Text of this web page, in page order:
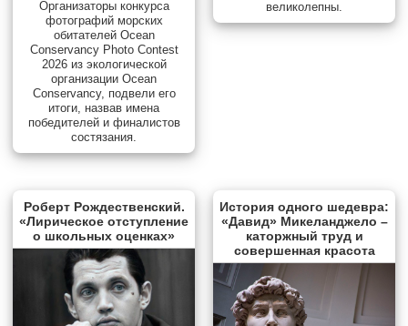
Организаторы конкурса
фотографий морских
обитателей Ocean
Conservancy Photo Contest
2026 из экологической
организации Ocean
Conservancy, подвели его
итоги, назвав имена
победителей и финалистов
состязания.
великолепны.
Роберт Рождественский.
«Лирическое отступление
о школьных оценках»
История одного шедевра:
«Давид» Микеланджело –
каторжный труд и
совершенная красота